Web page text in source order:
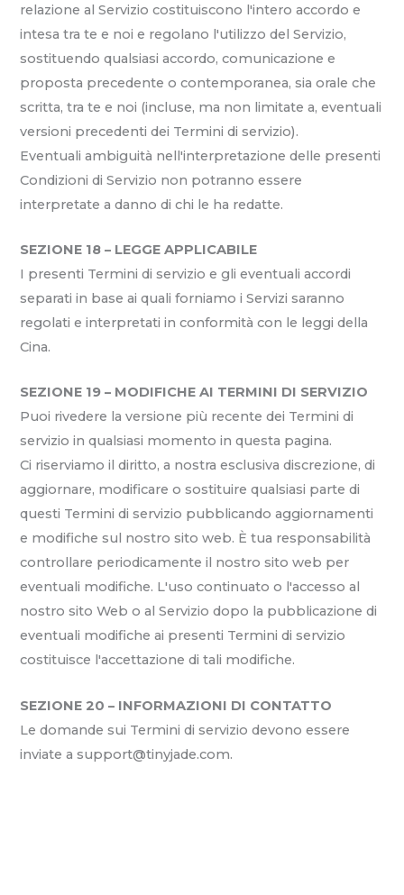
relazione al Servizio costituiscono l'intero accordo e
intesa tra te e noi e regolano l'utilizzo del Servizio,
sostituendo qualsiasi accordo, comunicazione e
proposta precedente o contemporanea, sia orale che
scritta, tra te e noi (incluse, ma non limitate a, eventuali
versioni precedenti dei Termini di servizio).
Eventuali ambiguità nell'interpretazione delle presenti
Condizioni di Servizio non potranno essere
interpretate a danno di chi le ha redatte.
SEZIONE 18 – LEGGE APPLICABILE
I presenti Termini di servizio e gli eventuali accordi
separati in base ai quali forniamo i Servizi saranno
regolati e interpretati in conformità con le leggi della
Cina.
SEZIONE 19 – MODIFICHE AI TERMINI DI SERVIZIO
Puoi rivedere la versione più recente dei Termini di
servizio in qualsiasi momento in questa pagina.
Ci riserviamo il diritto, a nostra esclusiva discrezione, di
aggiornare, modificare o sostituire qualsiasi parte di
questi Termini di servizio pubblicando aggiornamenti
e modifiche sul nostro sito web. È tua responsabilità
controllare periodicamente il nostro sito web per
eventuali modifiche. L'uso continuato o l'accesso al
nostro sito Web o al Servizio dopo la pubblicazione di
eventuali modifiche ai presenti Termini di servizio
costituisce l'accettazione di tali modifiche.
SEZIONE 20 – INFORMAZIONI DI CONTATTO
Le domande sui Termini di servizio devono essere
inviate a support@tinyjade.com.